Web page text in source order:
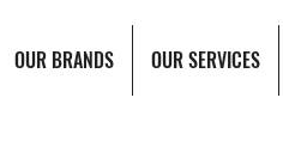
OUR BRANDS OUR SERVICES